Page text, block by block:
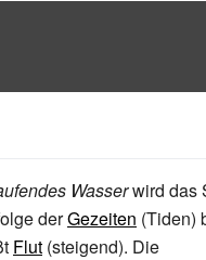
Wasserwird das
derGezeiten (Tiden)
Flut (steigend). Die